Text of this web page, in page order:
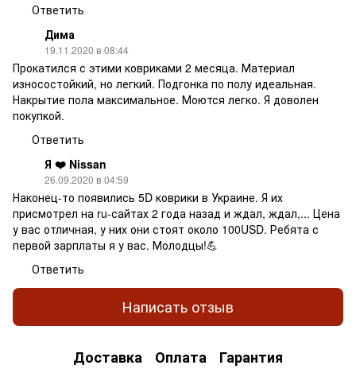
Ответить
Дима
19.11.2020 в 08:44
Прокатился с этими ковриками 2 месяца. Материал
износостойкий, но легкий. Подгонка по полу идеальная.
Накрытие пола максимальное. Моются легко. Я доволен
покупкой.
Ответить
Я ❤️ Nissan
26.09.2020 в 04:59
Наконец-то появились 5D коврики в Украине. Я их
присмотрел на ru-сайтах 2 года назад и ждал, ждал,... Цена
у вас отличная, у них они стоят около 100USD. Ребята с
первой зарплаты я у вас. Молодцы!💪
Ответить
Написать отзыв
Доставка Оплата Гарантия